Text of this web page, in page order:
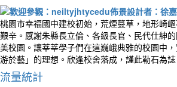
桃園市幸福國中建校初始，荒煙蔓草，地形崎
艱辛。感謝朱縣長立倫、各級長官、民代仕紳
美校園。讓莘莘學子們在這巍峨典雅的校園中
游於藝」的理想。欣逢校舍落成，謹此勒石為誌
流量統計